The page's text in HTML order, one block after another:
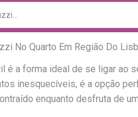
No Quarto Em Região Do
a forma ideal de se ligar ao
inesquecíveis, é a opção
enquanto desfruta de